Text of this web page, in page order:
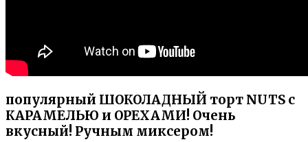
популярный ШОКОЛАДНЫЙ торт NUTS с
КАРАМЕЛЬЮ и ОРЕХАМИ! Очень
вкусный! Ручным миксером!